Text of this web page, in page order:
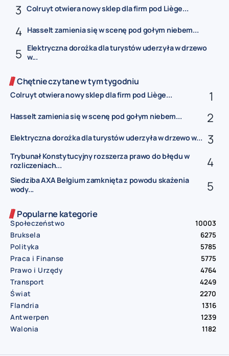
Colruyt otwiera nowy sklep dla firm pod Liège...
Hasselt zamienia się w scenę pod gołym niebem...
Elektryczna dorożka dla turystów uderzyła w drzewo
w...
Chętnie czytane w tym tygodniu
Colruyt otwiera nowy sklep dla firm pod Liège...
Hasselt zamienia się w scenę pod gołym niebem...
Elektryczna dorożka dla turystów uderzyła w drzewo w...
Trybunał Konstytucyjny rozszerza prawo do błędu w
rozliczeniach...
Siedziba AXA Belgium zamknięta z powodu skażenia
wody...
Popularne kategorie
Społeczeństwo
10003
Bruksela
6275
Polityka
5785
Praca i Finanse
5775
Prawo i Urzędy
4764
Transport
4249
Świat
2270
Flandria
1316
Antwerpen
1239
Walonia
1182